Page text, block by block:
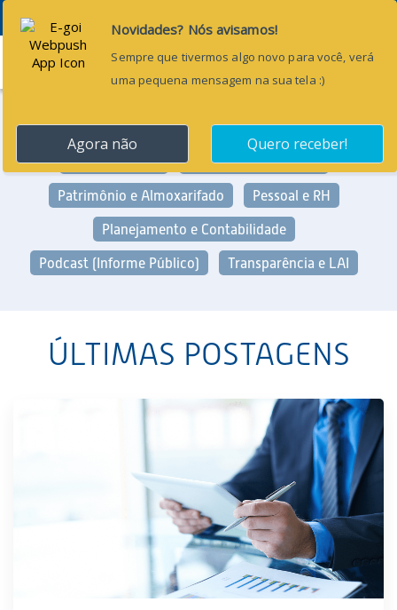
Menu
Categorias: Arrecadação e Fiscalização
Geral
Gestão Pública
Licitação e Contratos
Patrimônio e Almoxarifado
Pessoal e RH
Planejamento e Contabilidade
Podcast (Informe Público)
Transparência e LAI
ÚLTIMAS POSTAGENS